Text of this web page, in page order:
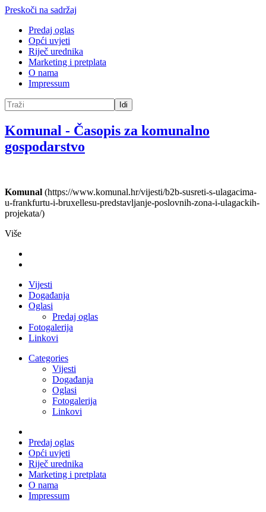
Preskoči na sadržaj
Predaj oglas
Opći uvjeti
Riječ urednika
Marketing i pretplata
O nama
Impressum
Idi
Komunal - Časopis za komunalno
gospodarstvo
Komunal (https://www.komunal.hr/vijesti/b2b-susreti-s-ulagacima-
u-frankfurtu-i-bruxellesu-predstavljanje-poslovnih-zona-i-ulagackih-
projekata/)
Više
Vijesti
Događanja
Oglasi
Predaj oglas
Fotogalerija
Linkovi
Categories
Vijesti
Događanja
Oglasi
Fotogalerija
Linkovi
Predaj oglas
Opći uvjeti
Riječ urednika
Marketing i pretplata
O nama
Impressum